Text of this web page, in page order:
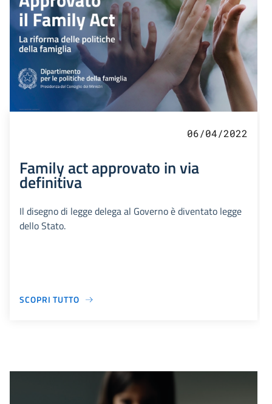
06/04/2022
Family act approvato in via
definitiva
Il disegno di legge delega al Governo è diventato legge
dello Stato.
SCOPRI TUTTO